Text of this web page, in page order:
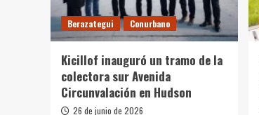
Berazategui Conurbano
Kicillof inauguró un tramo de la
colectora sur Avenida
Circunvalación en Hudson
26 de junio de 2026